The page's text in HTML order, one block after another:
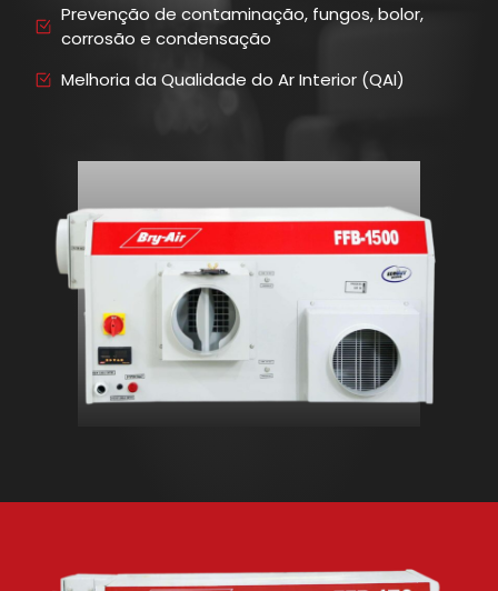
Prevenção de contaminação, fungos, bolor,
corrosão e condensação
Melhoria da Qualidade do Ar Interior (QAI)